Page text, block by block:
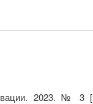
2023. № 3